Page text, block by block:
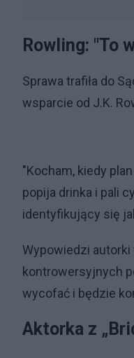
Rowling: "To
Sprawa trafiła do
wsparcie od J.K.
"Kocham, kiedy
popija drinka i pali
identyfikujący się
Wypowiedzi autorki
kontrowersyjnych
wycofać i będzie
Aktorka z